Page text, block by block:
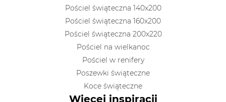
Pościel świąteczna 140x200
Pościel świąteczna 160x200
Pościel świąteczna 200x220
Pościel na wielkanoc
Pościel w renifery
Poszewki świąteczne
Koce świąteczne
Więcej inspiracji